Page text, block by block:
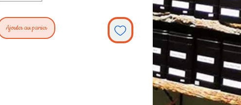
Ajouter au panier